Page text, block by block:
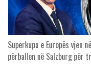
Superkupa e Europës vjen
përballen në Salzburg për